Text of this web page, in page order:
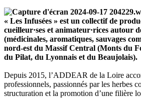
« Les Infusées » est un collectif de
cueilleur·ses et animateur·rices autour
(médicinales, aromatiques, sauvages
nord-est du Massif Central (Monts du
du Pilat, du Lyonnais et du Beaujolais).
Depuis 2015, l’ADDEAR de la Loire
professionnels, passionnés par les herbes
structuration et la promotion d’une filière